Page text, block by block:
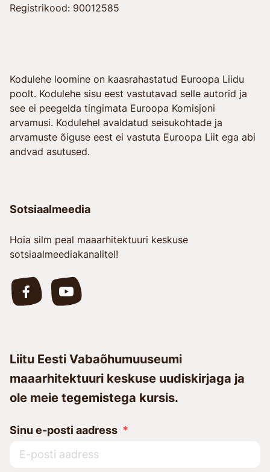
Registrikood: 90012585
Kodulehe loomine on kaasrahastatud Euroopa Liidu
poolt. Kodulehe sisu eest vastutavad selle autorid ja
see ei peegelda tingimata Euroopa Komisjoni
arvamusi. Kodulehel avaldatud seisukohtade ja
arvamuste õiguse eest ei vastuta Euroopa Liit ega abi
andvad asutused.
Sotsiaalmeedia
Hoia silm peal maaarhitektuuri keskuse
sotsiaalmeediakanalitel!
Liitu Eesti Vabaõhumuuseumi
maaarhitektuuri keskuse uudiskirjaga ja
ole meie tegemistega kursis.
Sinu e-posti aadress